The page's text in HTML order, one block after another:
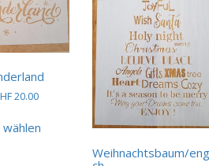
20.00Preisspanne:
bis
Weihnachtsbaum/